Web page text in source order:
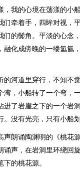
，我的心境在荡漾的小
们牵着手，四眸对视，
们的鬓角。平淡的心念
融化成傍晚的一缕氲氤
的河道里穿行，不知不
湾，小船转了一个弯，
进了岩崖之下的一个岩
没有光亮，只有小船划
声朗诵陶渊明的《桃花
诵声，在岩洞里环绕回
的桃花源。